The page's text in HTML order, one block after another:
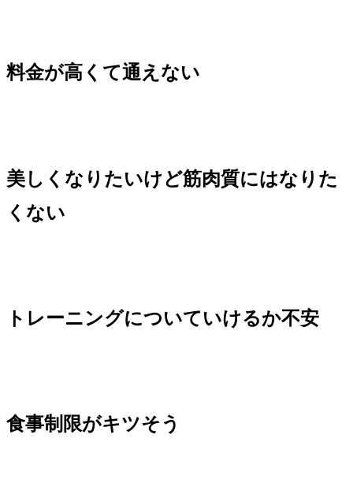
料金が高くて通えない
美しくなりたいけど筋肉質にはなりた
くない
トレーニングについていけるか不安
食事制限がキツそう